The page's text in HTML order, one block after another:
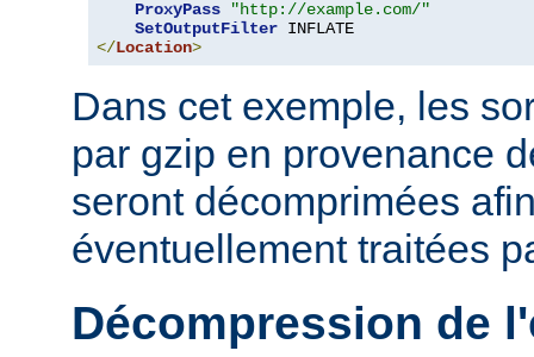
ProxyPass
"http://example.com/"
SetOutputFilter
</Location>
Dans cet exemple, les
par gzip en provenance
seront décomprimées
éventuellement traitées
Décompression de